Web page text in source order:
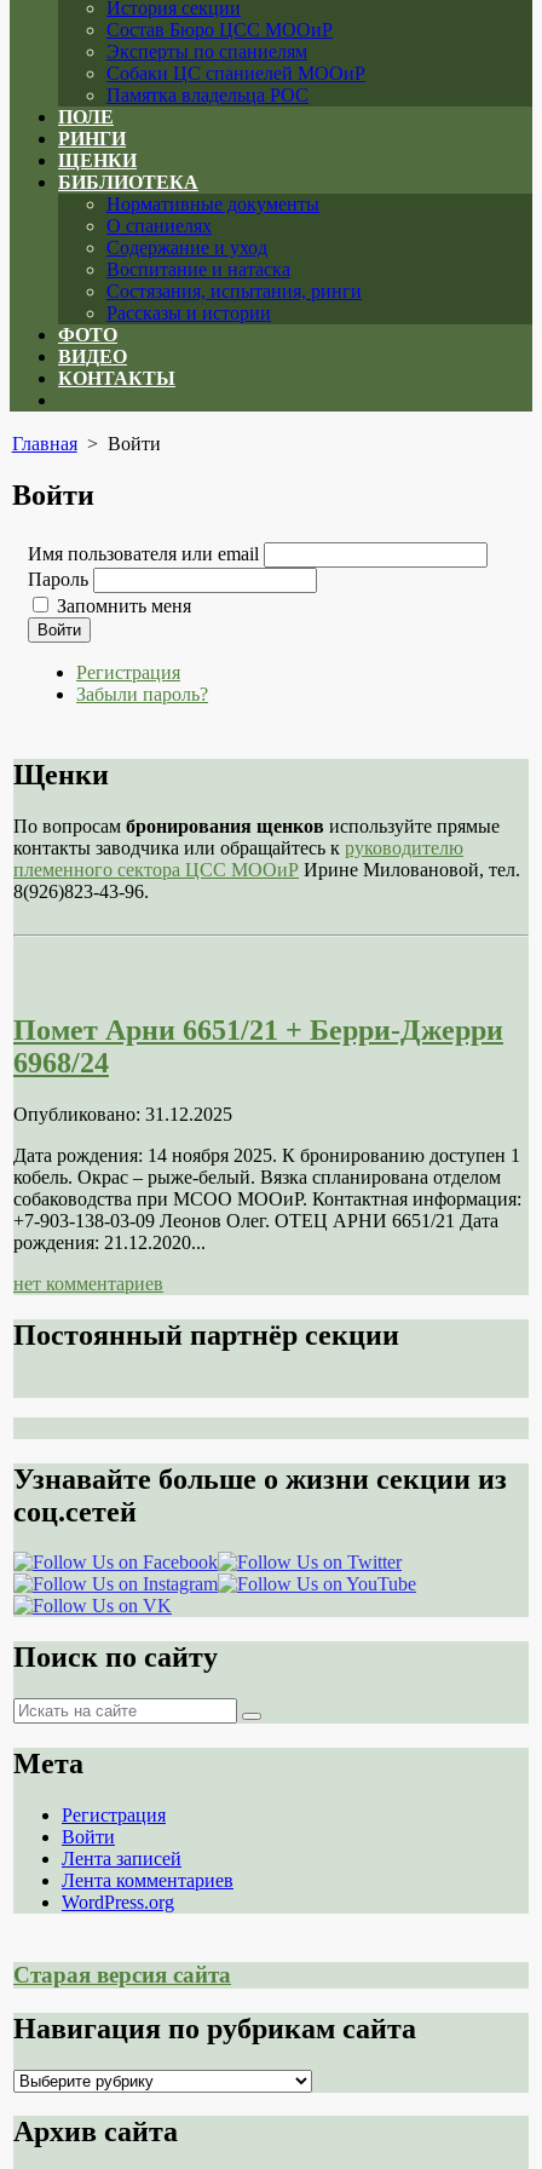
История секции
Состав Бюро ЦСС МООиР
Эксперты по спаниелям
Собаки ЦС спаниелей МООиР
Памятка владельца РОС
ПОЛЕ
РИНГИ
ЩЕНКИ
БИБЛИОТЕКА
Нормативные документы
О спаниелях
Содержание и уход
Воспитание и натаска
Состязания, испытания, ринги
Рассказы и истории
ФОТО
ВИДЕО
КОНТАКТЫ
menu
Главная> Войти
Войти
Имя пользователя или email
Пароль
Запомнить меня
Войти
Регистрация
Забыли пароль?
Щенки
По вопросам бронирования щенков используйте прямые
контакты заводчика или обращайтесь к руководителю
племенного сектора ЦСС МООиР Ирине Миловановой, тел.
8(926)823-43-96.
Помет Арни 6651/21 + Берри-Джерри
6968/24
Опубликовано: 31.12.2025
Дата рождения: 14 ноября 2025. К бронированию доступен 1
кобель. Окрас – рыже-белый. Вязка спланирована отделом
собаководства при МСОО МООиР. Контактная информация:
+7-903-138-03-09 Леонов Олег. ОТЕЦ АРНИ 6651/21 Дата
рождения: 21.12.2020...
нет комментариев
Постоянный партнёр секции
Узнавайте больше о жизни секции из
соц.сетей
Поиск по сайту
Поиск
Поиск
Мета
Регистрация
Войти
Лента записей
Лента комментариев
WordPress.org
Старая версия сайта
Навигация по рубрикам сайта
Навигация
рубрикам
сайта
Архив сайта